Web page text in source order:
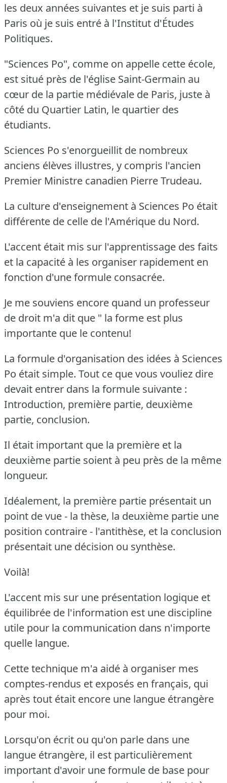
les deux années suivantes et je suis parti à
Paris où je suis entré à l'Institut d'Études
Politiques.
"Sciences Po", comme on appelle cette école,
est situé près de l'église Saint-Germain au
cœur de la partie médiévale de Paris, juste à
côté du Quartier Latin, le quartier des
étudiants.
Sciences Po s'enorgueillit de nombreux
anciens élèves illustres, y compris l'ancien
Premier Ministre canadien Pierre Trudeau.
La culture d'enseignement à Sciences Po était
différente de celle de l'Amérique du Nord.
L'accent était mis sur l'apprentissage des faits
et la capacité à les organiser rapidement en
fonction d'une formule consacrée.
Je me souviens encore quand un professeur
de droit m'a dit que " la forme est plus
importante que le contenu!
La formule d'organisation des idées à Sciences
Po était simple. Tout ce que vous vouliez dire
devait entrer dans la formule suivante :
Introduction, première partie, deuxième
partie, conclusion.
Il était important que la première et la
deuxième partie soient à peu près de la même
longueur.
Idéalement, la première partie présentait un
point de vue - la thèse, la deuxième partie une
position contraire - l'antithèse, et la conclusion
présentait une décision ou synthèse.
Voilà!
L'accent mis sur une présentation logique et
équilibrée de l'information est une discipline
utile pour la communication dans n'importe
quelle langue.
Cette technique m'a aidé à organiser mes
comptes-rendus et exposés en français, qui
après tout était encore une langue étrangère
pour moi.
Lorsqu'on écrit ou qu'on parle dans une
langue étrangère, il est particulièrement
important d'avoir une formule de base pour